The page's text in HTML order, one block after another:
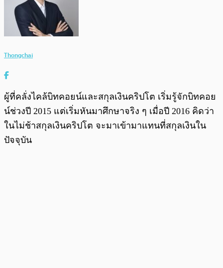
Thongchai
ผู้ที่คลั่งไคล้บิทคอยน์และสกุลเงินคริปโต เริ่มรู้จักบิทคอย
น์ช่วงปี 2015 แต่เริ่มหันมาศึกษาจริง ๆ เมื่อปี 2016 คิดว่า
ในไม่ช้าสกุลเงินคริปโต จะมาเข้ามาแทนที่สกุลเงินใน
ปัจจุบัน